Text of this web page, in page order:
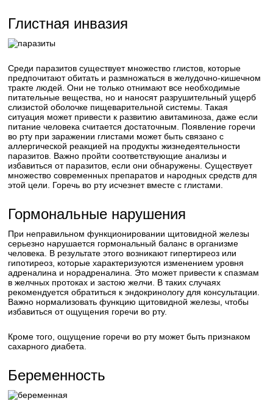
Глистная инвазия
Среди паразитов существует множество глистов, которые
предпочитают обитать и размножаться в желудочно-кишечном
тракте людей. Они не только отнимают все необходимые
питательные вещества, но и наносят разрушительный ущерб
слизистой оболочке пищеварительной системы. Такая
ситуация может привести к развитию авитаминоза, даже если
питание человека считается достаточным. Появление горечи
во рту при заражении глистами может быть связано с
аллергической реакцией на продукты жизнедеятельности
паразитов. Важно пройти соответствующие анализы и
избавиться от паразитов, если они обнаружены. Существует
множество современных препаратов и народных средств для
этой цели. Горечь во рту исчезнет вместе с глистами.
Гормональные нарушения
При неправильном функционировании щитовидной железы
серьезно нарушается гормональный баланс в организме
человека. В результате этого возникают гипертиреоз или
гипотиреоз, которые характеризуются изменением уровня
адреналина и норадреналина. Это может привести к спазмам
в желчных протоках и застою желчи. В таких случаях
рекомендуется обратиться к эндокринологу для консультации.
Важно нормализовать функцию щитовидной железы, чтобы
избавиться от ощущения горечи во рту.
Кроме того, ощущение горечи во рту может быть признаком
сахарного диабета.
Беременность